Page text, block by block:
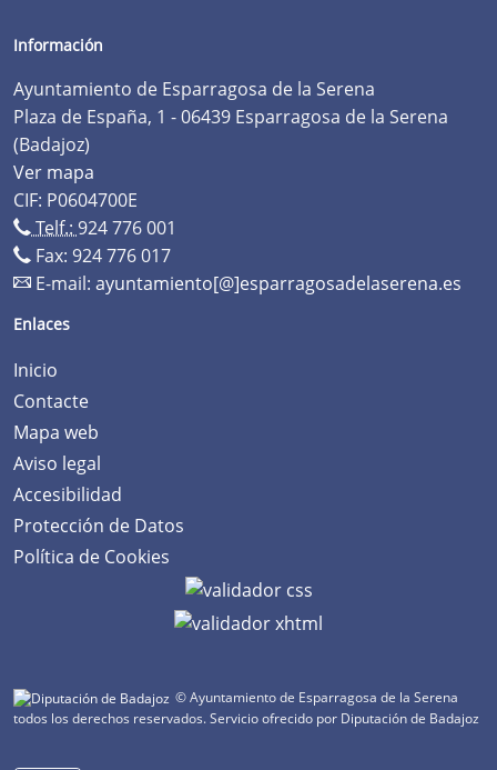
Información
Ayuntamiento de Esparragosa de la Serena
Plaza de España, 1 - 06439 Esparragosa de la Serena
(Badajoz)
Ver mapa
CIF: P0604700E
Telf.: 924 776 001
Fax: 924 776 017
E-mail: ayuntamiento[@]esparragosadelaserena.es
Enlaces
Inicio
Contacte
Mapa web
Aviso legal
Accesibilidad
Protección de Datos
Política de Cookies
© Ayuntamiento de Esparragosa de la Serena
todos los derechos reservados.Servicio ofrecido por Diputación de Badajoz